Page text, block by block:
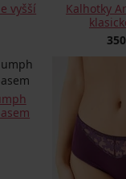
vyšší
Kalhotky